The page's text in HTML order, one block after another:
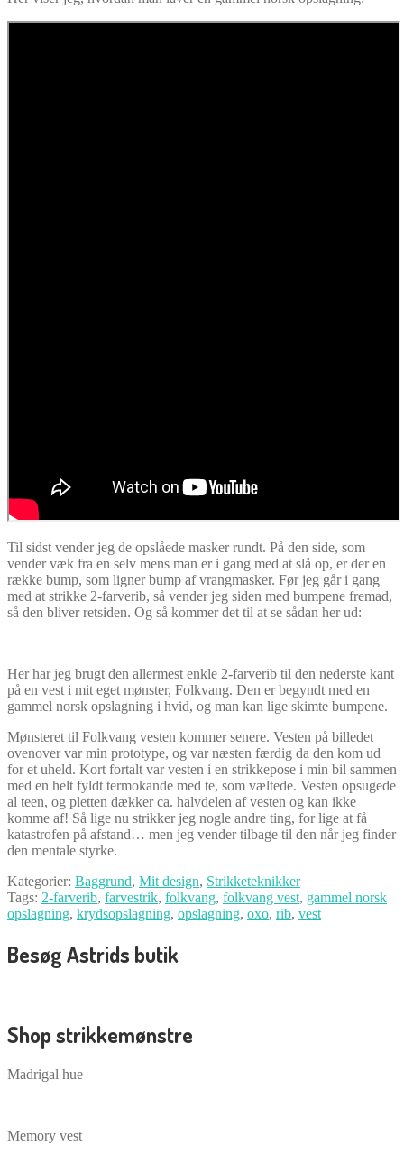
Til sidst vender jeg de opslåede masker rundt. På den side, som
vender væk fra en selv mens man er i gang med at slå op, er der en
række bump, som ligner bump af vrangmasker. Før jeg går i gang
med at strikke 2-farverib, så vender jeg siden med bumpene fremad,
så den bliver retsiden. Og så kommer det til at se sådan her ud:
Her har jeg brugt den allermest enkle 2-farverib til den nederste kant
på en vest i mit eget mønster, Folkvang. Den er begyndt med en
gammel norsk opslagning i hvid, og man kan lige skimte bumpene.
Mønsteret til Folkvang vesten kommer senere. Vesten på billedet
ovenover var min prototype, og var næsten færdig da den kom ud
for et uheld. Kort fortalt var vesten i en strikkepose i min bil sammen
med en helt fyldt termokande med te, som væltede. Vesten opsugede
al teen, og pletten dækker ca. halvdelen af vesten og kan ikke
komme af! Så lige nu strikker jeg nogle andre ting, for lige at få
katastrofen på afstand… men jeg vender tilbage til den når jeg finder
den mentale styrke.
Kategorier: Baggrund, Mit design, Strikketeknikker
Tags: 2-farverib, farvestrik, folkvang, folkvang vest, gammel norsk
opslagning, krydsopslagning, opslagning, oxo, rib, vest
Besøg Astrids butik
Shop strikkemønstre
Madrigal hue
Memory vest